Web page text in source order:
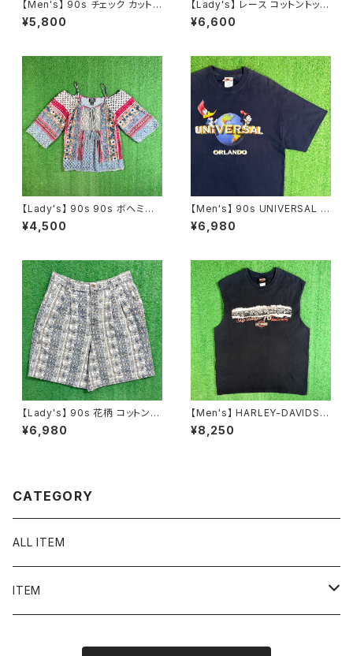
【Men's】 90s チェック カットオ
フ フランネル ノースリーブ シャ
ツ / 90年代 ベスト 古着 ネルシ
¥5,800
【Lady's】 レース コットントップ
ス / 古着 レディース 半袖 N148
8
¥6,600
【Lady's】 90s 90s ボヘミア
ン パッチワーク柄 レース プルオ
ーバー トップス / 90年代 半袖
¥4,500
【Men's】 90s UNIVERSAL S
TUDIO ロゴ Tシャツ / 90年代
ティーシャツ T-Shirt 古着 ウッ
¥6,980
【Lady's】 90s 花柄 コットン
ショート パンツ / アメリカ製 US
A製 90年代 古着 ハーフパンツ
¥6,980
【Men's】 HARLEY-DAVIDSO
N ノースリーブ Tシャツ / 古着
メンズ ハーレーダビッドソン ハ
¥8,250
CATEGORY
ALL ITEM
ITEM